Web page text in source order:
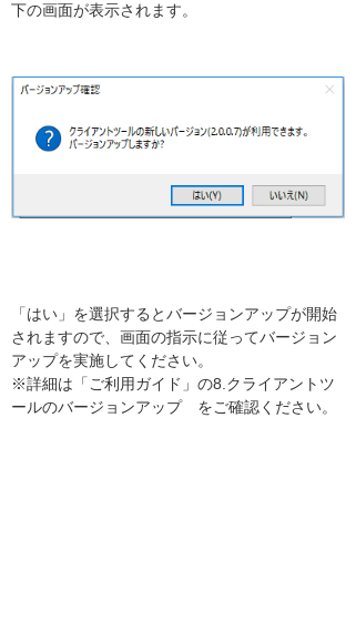
下の画面が表示されます。
「はい」を選択するとバージョンアップが開始
されますので、画面の指示に従ってバージョン
アップを実施してください。
※詳細は「ご利用ガイド」の8.クライアントツ
ールのバージョンアップ をご確認ください。